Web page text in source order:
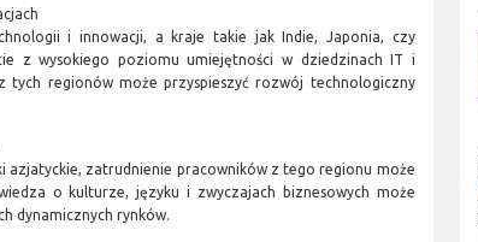
i innowacji, a kraje takie jak Indie, Japonia, czy
z wysokiego poziomu umiejętności w dziedzinach IT i
tych regionów może przyspieszyć rozwój technologiczny
azjatyckie, zatrudnienie pracowników z tego regionu może
o kulturze, języku i zwyczajach biznesowych może
dynamicznych rynków.